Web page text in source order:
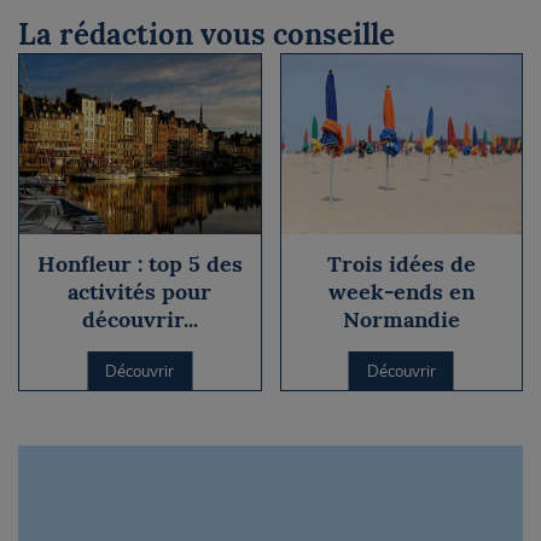
La rédaction vous conseille
Honfleur : top 5 des
activités pour
découvrir...
Découvrir
Trois idées de
week-ends en
Normandie
Découvrir